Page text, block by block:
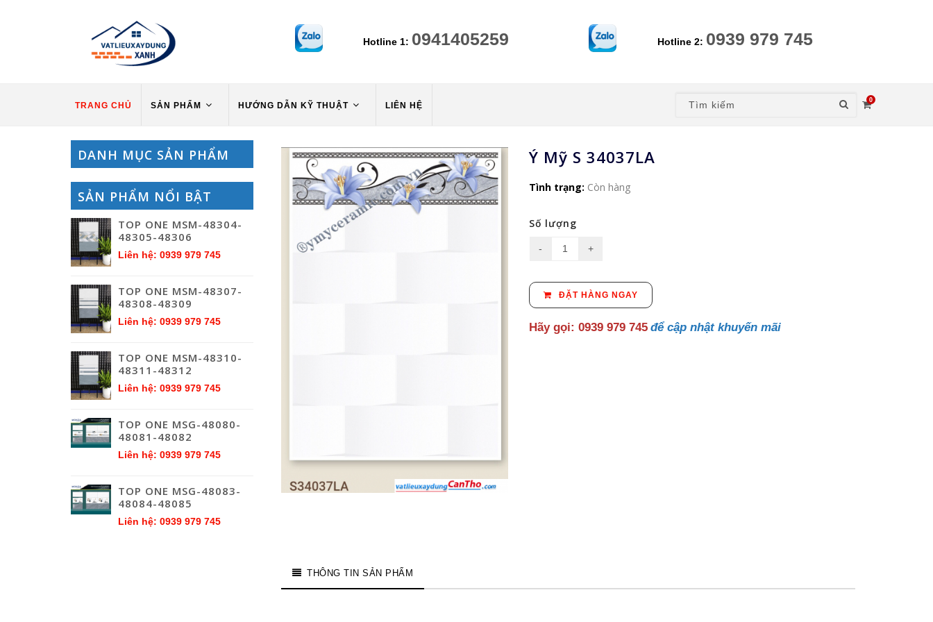
Hotline 1: 0941405259 Hotline 2: 0939 979 745
TRANG CHỦ SẢN PHẨM HƯỚNG DẪN KỸ THUẬT LIÊN HỆ
0
DANH MỤC SẢN PHẨM
SẢN PHẨM NỔI BẬT
TOP ONE MSM-48304-
48305-48306
Liên hệ: 0939 979 745
TOP ONE MSM-48307-
48308-48309
Liên hệ: 0939 979 745
TOP ONE MSM-48310-
48311-48312
Liên hệ: 0939 979 745
TOP ONE MSG-48080-
48081-48082
Liên hệ: 0939 979 745
TOP ONE MSG-48083-
48084-48085
Liên hệ: 0939 979 745
Ý Mỹ S 34037LA
Tình trạng: Còn hàng
Số lượng
ĐẶT HÀNG NGAY
Hãy gọi: 0939 979 745 để cập nhật khuyến mãi
THÔNG TIN SẢN PHẨM